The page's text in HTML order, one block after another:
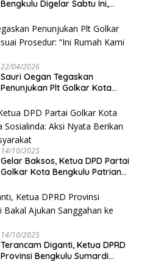
Bengkulu Digelar Sabtu Ini,
Disetujui
22/04/2026
Sauri Oegan Tegaskan
Penunjukan Plt Golkar Kota
Rumah Kami Sendiri”
14/10/2025
‎Gelar Baksos, Ketua DPD Partai
Golkar Kota Bengkulu Patriana
Manfaat bagi Masyarakat
14/10/2025
Terancam Diganti, Ketua DPRD
Provinsi Bengkulu Sumardi